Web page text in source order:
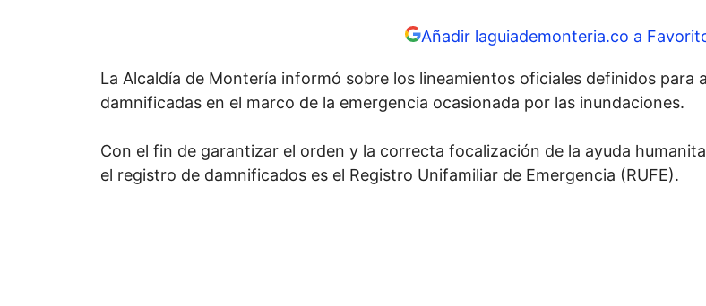
Añadir laguiademonteria.co a
La Alcaldía de Montería informó sobre los lineamientos oficiales definidos
damnificadas en el marco de la emergencia ocasionada por las inundaciones.
Con el fin de garantizar el orden y la correcta focalización de la ayuda
el registro de damnificados es el Registro Unifamiliar de Emergencia (RUFE).